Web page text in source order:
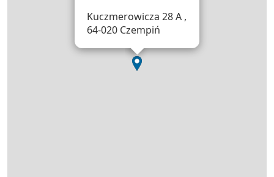
Kuczmerowicza 28 A ,
64-020 Czempiń